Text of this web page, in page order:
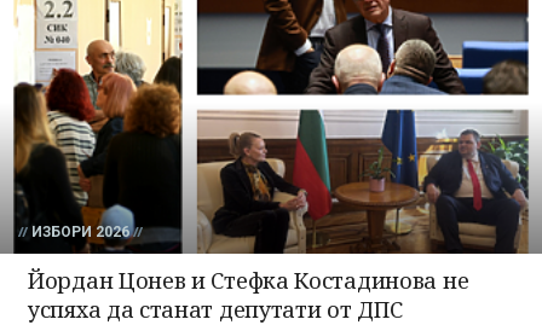
ИЗБОРИ 2026
Йордан Цонев и Стефка Костадинова не
успяха да станат депутати от ДПС